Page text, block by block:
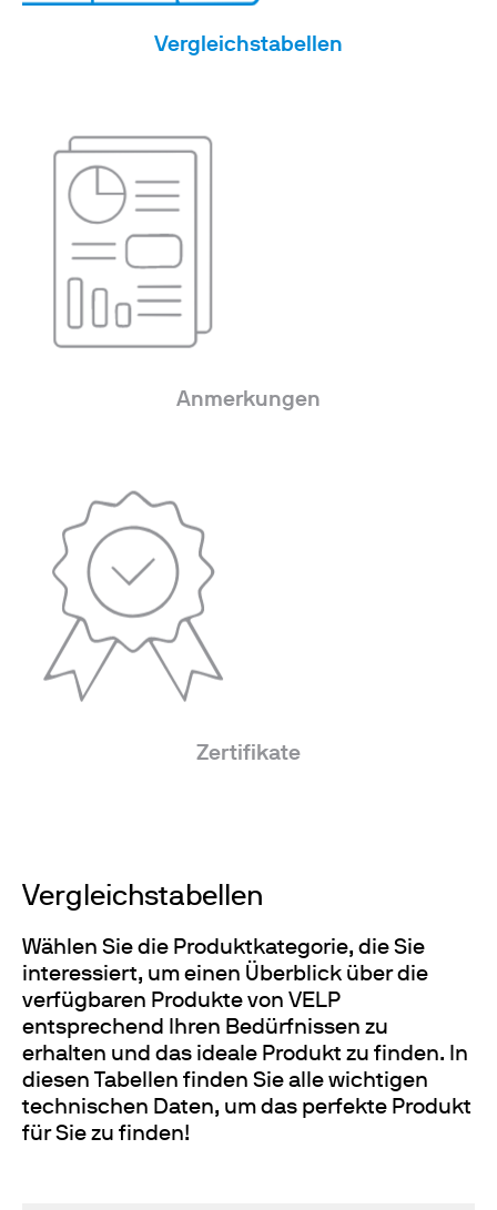
Vergleichstabellen
Anmerkungen
Zertifikate
Vergleichstabellen
Wählen Sie die Produktkategorie, die Sie
interessiert, um einen Überblick über die
verfügbaren Produkte von VELP
entsprechend Ihren Bedürfnissen zu
erhalten und das ideale Produkt zu finden. In
diesen Tabellen finden Sie alle wichtigen
technischen Daten, um das perfekte Produkt
für Sie zu finden!